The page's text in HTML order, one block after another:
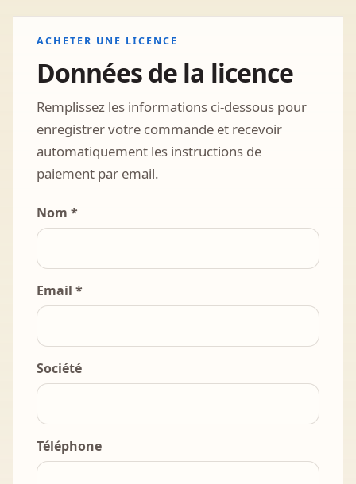
ACHETER UNE LICENCE
Données de la licence
Remplissez les informations ci-dessous pour
enregistrer votre commande et recevoir
automatiquement les instructions de
paiement par email.
Nom *
Email *
Société
Téléphone